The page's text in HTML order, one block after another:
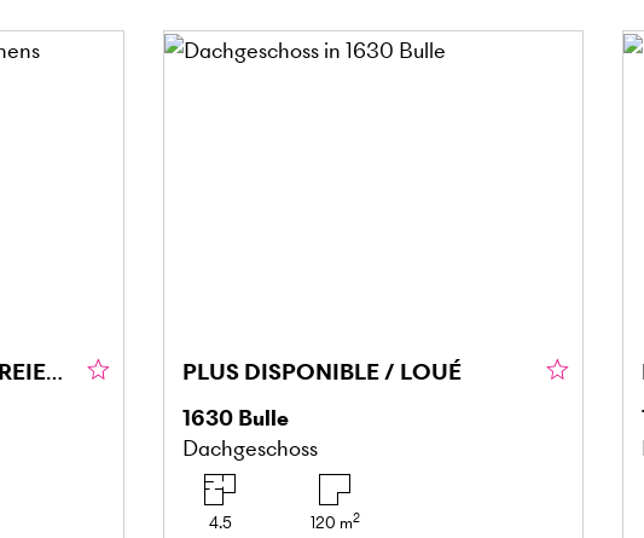
RUHIG, GERÄUMIG, MIT FREIEM BLICK
PLUS DISPONIBLE / LOUÉ
1630 Bulle
Dachgeschoss
4.5 120 m2